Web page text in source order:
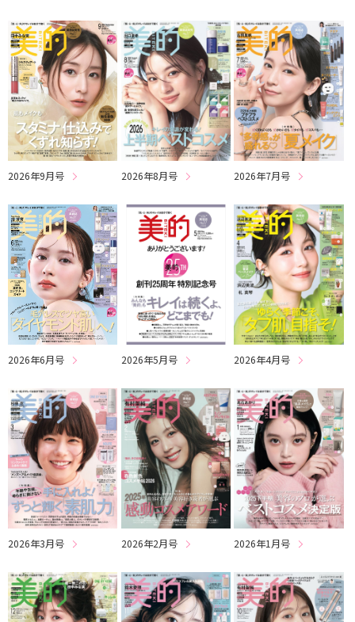
2026年9月号 2026年8月号 2026年7月号
2026年6月号 2026年5月号 2026年4月号
2026年3月号 2026年2月号 2026年1月号